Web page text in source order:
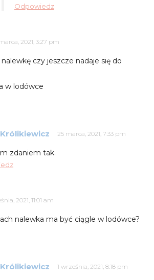
Odpowiedz
2021, 3:27 pm
czy jeszcze nadaje się do
w lodówce
25 marca, 2021, 7:33 pm
zdaniem tak.
2021, 11:01 am
nalewka ma być ciągle w lodówce?
1 września, 2021, 8:18 pm